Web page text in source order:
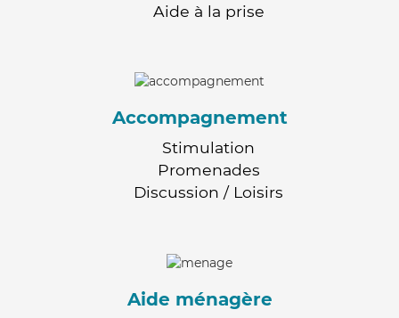
Aide à la prise
Accompagnement
Stimulation
Promenades
Discussion / Loisirs
Aide ménagère